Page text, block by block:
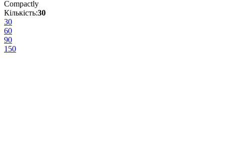
Compactly
Кількість:30
30
60
90
150